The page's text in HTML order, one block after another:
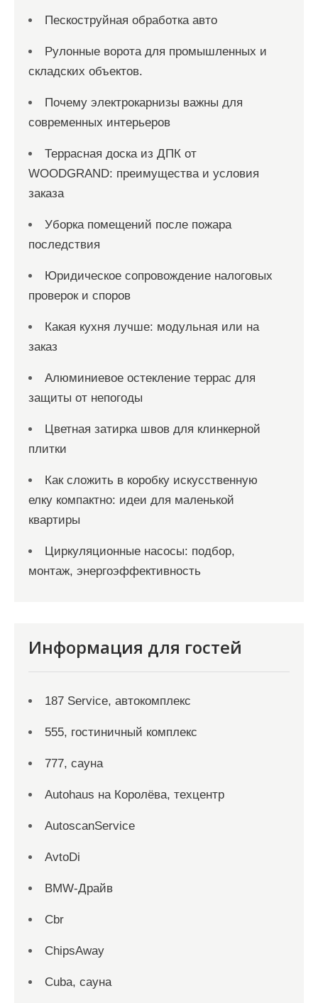
Пескоструйная обработка авто
Рулонные ворота для промышленных и
складских объектов.
Почему электрокарнизы важны для
современных интерьеров
Террасная доска из ДПК от
WOODGRAND: преимущества и условия
заказа
Уборка помещений после пожара
последствия
Юридическое сопровождение налоговых
проверок и споров
Какая кухня лучше: модульная или на
заказ
Алюминиевое остекление террас для
защиты от непогоды
Цветная затирка швов для клинкерной
плитки
Как сложить в коробку искусственную
елку компактно: идеи для маленькой
квартиры
Циркуляционные насосы: подбор,
монтаж, энергоэффективность
Информация для гостей
187 Service, автокомплекс
555, гостиничный комплекс
777, сауна
Autohaus на Королёва, техцентр
AutoscanService
AvtoDi
BMW-Драйв
Cbr
ChipsAway
Cuba, сауна